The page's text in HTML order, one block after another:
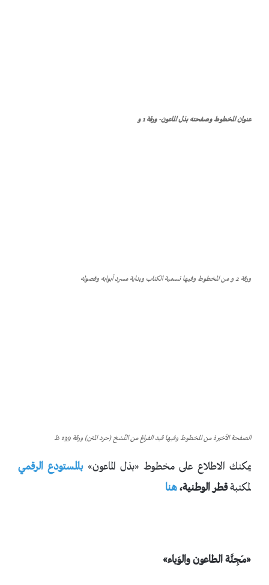
عنوان المخطوط وصفحته بذل الماعون- ورقة 1 و
ورقة 2 و من المخطوط وفيها تسمية الكتاب وبداية مسرد أبوابه وفصوله
الصفحة الأخيرة من المخطوط وفيها قيد الفراغ من النَّسْخ (حرد المتن) ورقة 139 ظ
يمكنك الاطلاع على مخطوط «بذل الماعون»بالمستودع الرقمي
لمكتبةقطر الوطنية،هنا
«مـَجِنَّة الطاعون والوَباء»